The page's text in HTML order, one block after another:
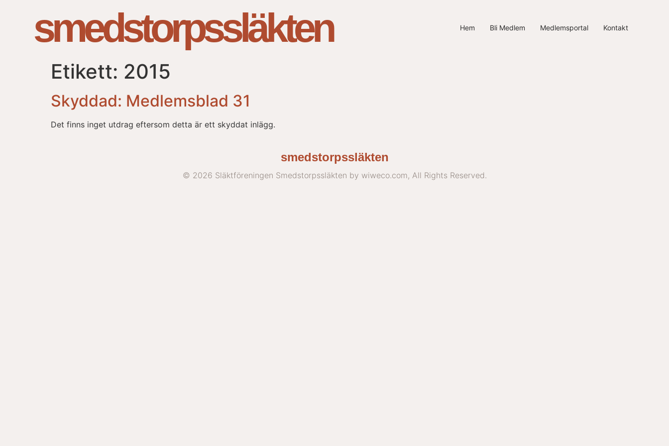
smedstorpssläkten Hem Bli Medlem Medlemsportal Kontakt
Etikett: 2015
Skyddad: Medlemsblad 31
Det finns inget utdrag eftersom detta är ett skyddat inlägg.
smedstorpssläkten
© 2026 Släktföreningen Smedstorpssläkten by wiweco.com, All Rights Reserved.